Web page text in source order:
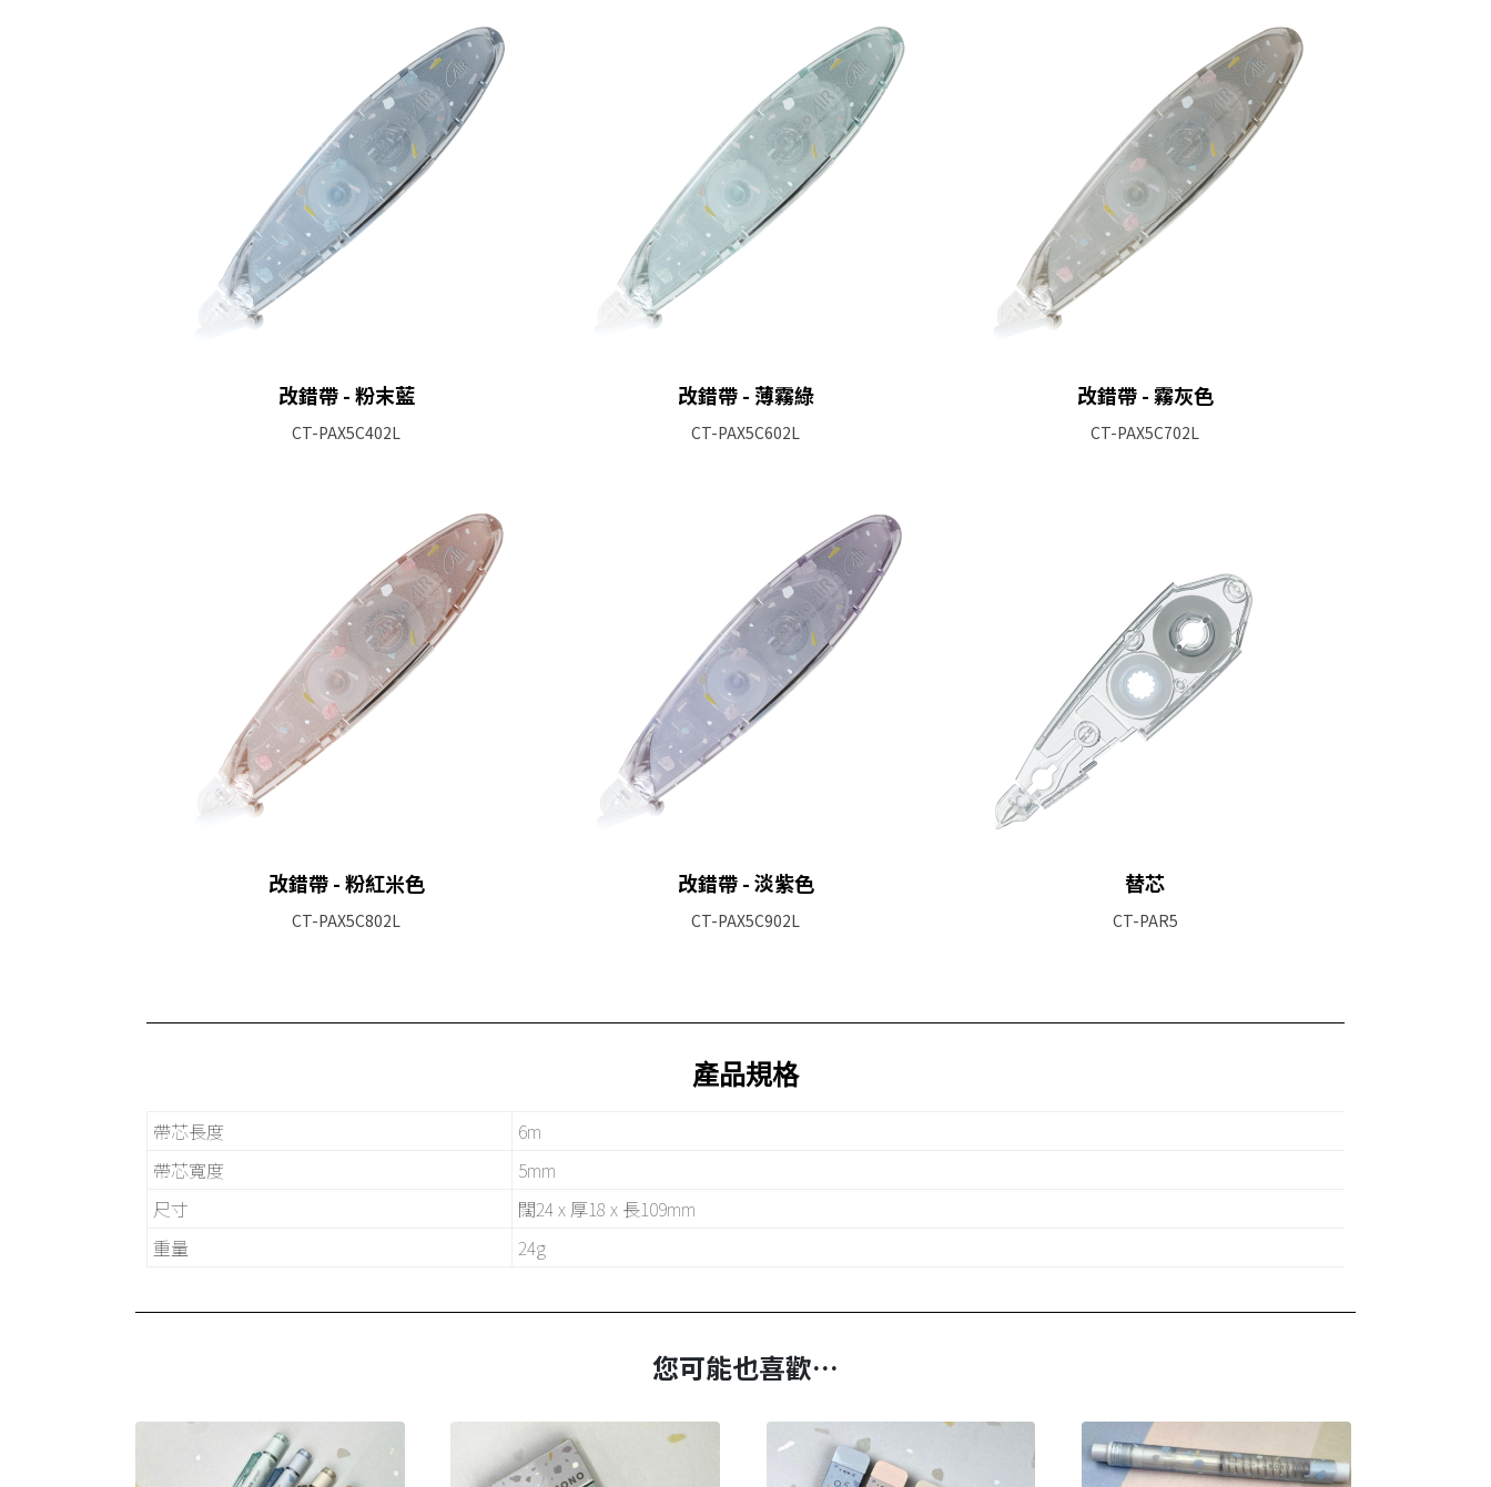
改錯帶 - 粉末藍
CT-PAX5C402L
改錯帶 - 薄霧綠
CT-PAX5C602L
改錯帶 - 霧灰色
CT-PAX5C702L
改錯帶 - 粉紅米色
CT-PAX5C802L
改錯帶 - 淡紫色
CT-PAX5C902L
替芯
CT-PAR5
產品規格
帶芯長度
6m
帶芯寬度
5mm
尺寸
闊24 x 厚18 x 長109mm
重量
24g
您可能也喜歡…